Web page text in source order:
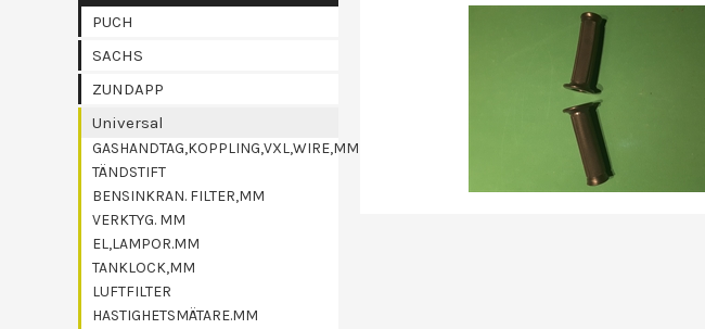
PUCH
SACHS
ZUNDAPP
Universal
GASHANDTAG,KOPPLING,VXL,WIRE,MM
TÄNDSTIFT
BENSINKRAN. FILTER,MM
VERKTYG. MM
EL,LAMPOR.MM
TANKLOCK,MM
LUFTFILTER
HASTIGHETSMÄTARE.MM